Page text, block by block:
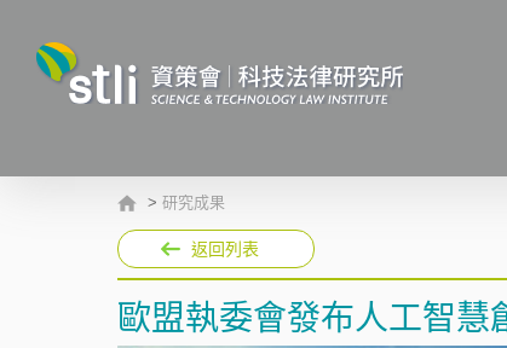
> 研究成果
返回列表
歐盟執委會發布人工智慧